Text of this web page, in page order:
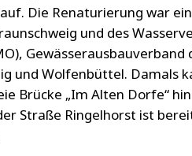
Die Renaturierung war ein
und des
Gewässerausbauverband
und Wolfenbüttel. Damals
Brücke „Im Alten Dorfe“
Straße Ringelhorst ist